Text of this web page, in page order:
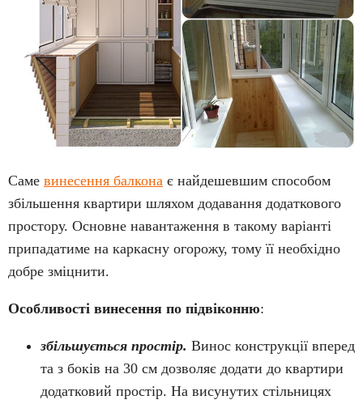
Саме винесення балкона є найдешевшим способом
збільшення квартири шляхом додавання додаткового
простору. Основне навантаження в такому варіанті
припадатиме на каркасну огорожу, тому її необхідно
добре зміцнити.
Особливості винесення по підвіконню:
збільшується простір. Винос конструкції вперед
та з боків на 30 см дозволяє додати до квартири
додатковий простір. На висунутих стільницях